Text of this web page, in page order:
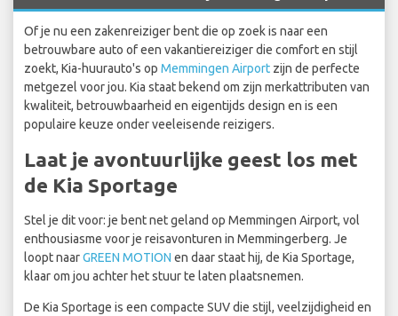
Of je nu een zakenreiziger bent die op zoek is naar een
betrouwbare auto of een vakantiereiziger die comfort en stijl
zoekt, Kia-huurauto's op Memmingen Airport zijn de perfecte
metgezel voor jou. Kia staat bekend om zijn merkattributen van
kwaliteit, betrouwbaarheid en eigentijds design en is een
populaire keuze onder veeleisende reizigers.
Laat je avontuurlijke geest los met
de Kia Sportage
Stel je dit voor: je bent net geland op Memmingen Airport, vol
enthousiasme voor je reisavonturen in Memmingerberg. Je
loopt naarGREEN MOTION en daar staat hij, de Kia Sportage,
klaar om jou achter het stuur te laten plaatsnemen.
De Kia Sportage is een compacte SUV die stijl, veelzijdigheid en